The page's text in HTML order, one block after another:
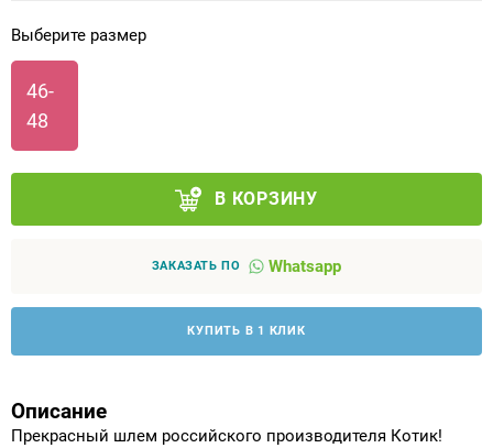
Выберите размер
46-
48
В КОРЗИНУ
ЗАКАЗАТЬ ПО Whatsapp
КУПИТЬ В 1 КЛИК
Описание
Прекрасный шлем российского производителя Котик!
Аппараты на суставы
Санитарные приспособления для
инвалидов
Индивидуальное изготовление